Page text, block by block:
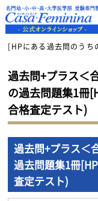
HOME
過去問+プラス＜合格査
[HPにある過去問のうち
過去問+プラス＜
の過去問題集1冊
合格査定テスト)
過去問+プラス＜
過去問題集1冊
査定テスト)